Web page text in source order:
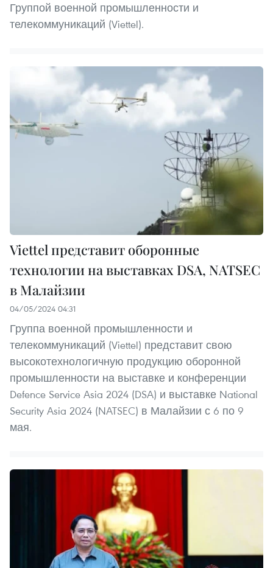
Группой военной промышленности и
телекоммуникаций (Viettel).
Viettel представит оборонные
технологии на выставках DSA, NATSEC
в Малайзии
04/05/2024 04:31
Группа военной промышленности и
телекоммуникаций (Viettel) представит свою
высокотехнологичную продукцию оборонной
промышленности на выставке и конференции
Defence Service Asia 2024 (DSA) и выставке National
Security Asia 2024 (NATSEC) в Малайзии с 6 по 9
мая.